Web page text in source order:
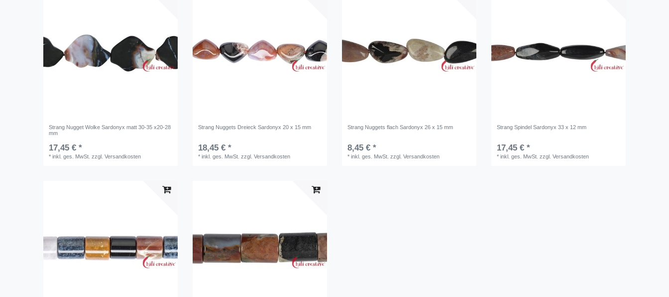
Strang Nugget Wolke Sardonyx matt 30-35 x20-28
mm
17,45 € *
*inkl. ges. MwSt. zzgl.Versandkosten
Strang Nuggets Dreieck Sardonyx 20 x 15 mm
18,45 € *
*inkl. ges. MwSt. zzgl.Versandkosten
Strang Nuggets flach Sardonyx 26 x 15 mm
8,45 € *
*inkl. ges. MwSt. zzgl.Versandkosten
Strang Spindel Sardonyx 33 x 12 mm
17,45 € *
*inkl. ges. MwSt. zzgl.Versandkosten